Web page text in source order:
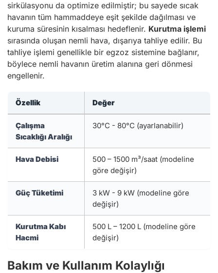
sirkülasyonu da optimize edilmiştir; bu sayede sıcak
havanın tüm hammaddeye eşit şekilde dağılması ve
kuruma süresinin kısalması hedeflenir. Kurutma işlemi
sırasında oluşan nemli hava, dışarıya tahliye edilir. Bu
tahliye işlemi genellikle bir egzoz sistemine bağlanır,
böylece nemli havanın üretim alanına geri dönmesi
engellenir.
Özellik Değer
Çalışma
Sıcaklığı Aralığı
30°C - 80°C (ayarlanabilir)
Hava Debisi
500 – 1500 m³/saat (modeline
göre değişir)
Güç Tüketimi
3 kW - 9 kW (modeline göre
değişir)
Kurutma Kabı
Hacmi
500 L – 1200 L (modeline göre
değişir)
Bakım ve Kullanım Kolaylığı